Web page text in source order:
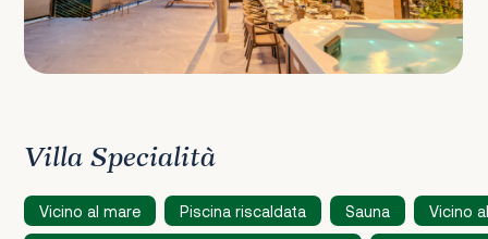
Villa Specialità
Vicino al mare Piscina riscaldata Sauna Vicino